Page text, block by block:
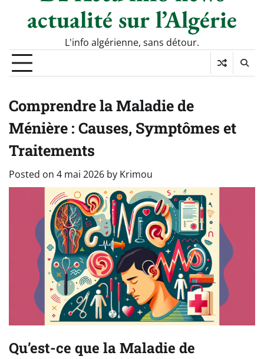
actualité sur l’Algérie
L'info algérienne, sans détour.
Comprendre la Maladie de
Ménière : Causes, Symptômes et
Traitements
Posted on 4 mai 2026 by Krimou
Qu’est-ce que la Maladie de